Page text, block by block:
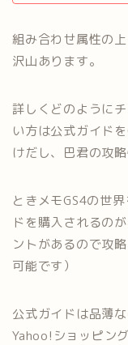
組み合わせ属性の
沢山あります。
詳しくどのように
い方は公式ガイド
けだし、巴君の攻
ときメモGS4の世
ドを購入されるの
ントがあるので攻
可能です）
公式ガイドは品薄
Yahoo!ショッピン